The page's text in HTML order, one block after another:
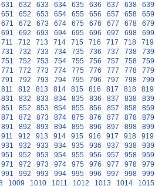
631 632 633 634 635 636 637 638 639
651 652 653 654 655 656 657 658 659
671 672 673 674 675 676 677 678 679
691 692 693 694 695 696 697 698 699
711 712 713 714 715 716 717 718 719
731 732 733 734 735 736 737 738 739
751 752 753 754 755 756 757 758 759
771 772 773 774 775 776 777 778 779
791 792 793 794 795 796 797 798 799
811 812 813 814 815 816 817 818 819
831 832 833 834 835 836 837 838 839
851 852 853 854 855 856 857 858 859
871 872 873 874 875 876 877 878 879
891 892 893 894 895 896 897 898 899
911 912 913 914 915 916 917 918 919
931 932 933 934 935 936 937 938 939
951 952 953 954 955 956 957 958 959
971 972 973 974 975 976 977 978 979
991 992 993 994 995 996 997 998 999
1009 1010 1011 1012 1013 1014 1015